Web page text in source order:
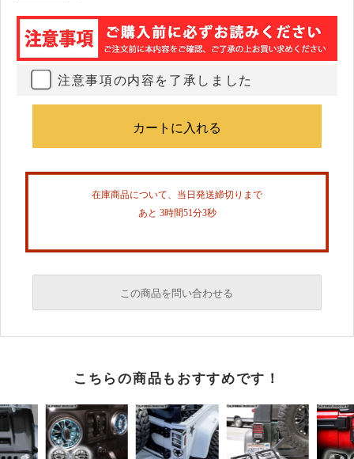
注意事項の内容を了承しました
在庫商品について、当日発送締切りまで
あと 3時間51分3秒
この商品を問い合わせる
必須
こちらの商品もおすすめです！